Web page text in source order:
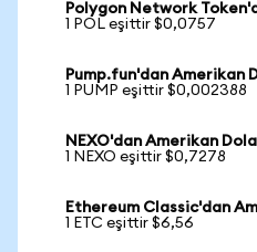
Polygon Network
1 POL eşittir $0,0757
Pump.fun'dan Amerikan
1 PUMP eşittir $0,002388
NEXO'dan Amerikan
1 NEXO eşittir $0,7278
Ethereum Classic'dan
1 ETC eşittir $6,56